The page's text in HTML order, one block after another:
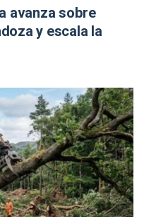
avanza sobre
y escala la